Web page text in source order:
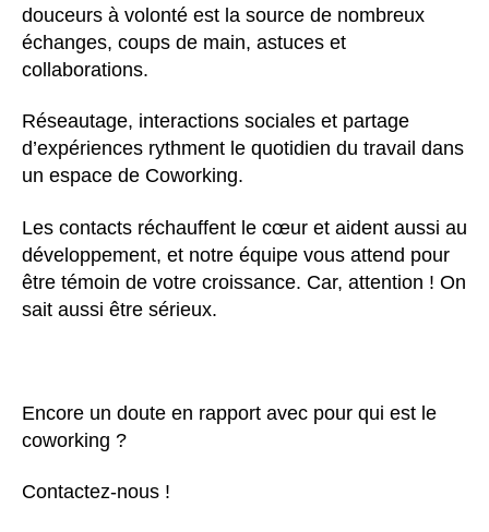
douceurs à volonté est la source de nombreux
échanges, coups de main, astuces et
collaborations.
Réseautage, interactions sociales et partage
d’expériences rythment le quotidien du travail dans
un espace de Coworking.
Les contacts réchauffent le cœur et aident aussi au
développement, et notre équipe vous attend pour
être témoin de votre croissance. Car, attention ! On
sait aussi être sérieux.
Encore un doute en rapport avec pour qui est le
coworking ?
Contactez-nous !